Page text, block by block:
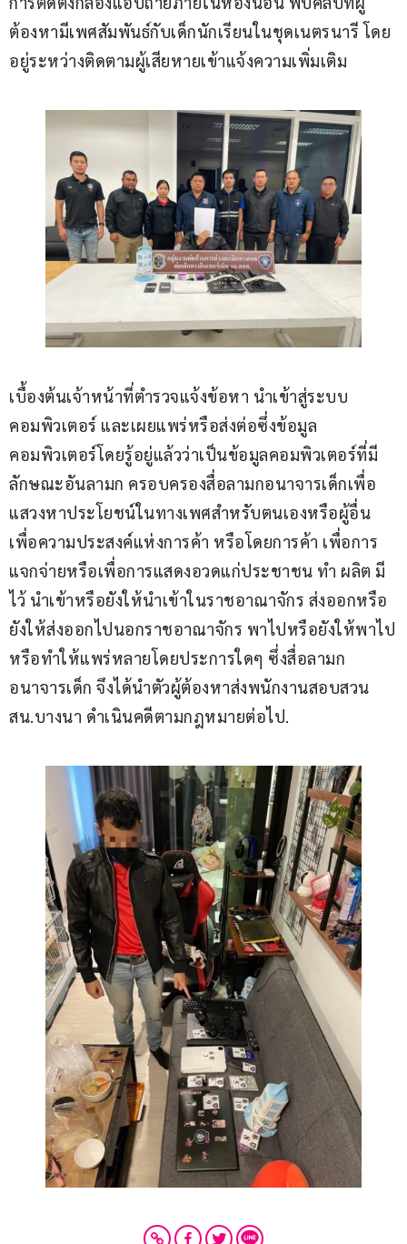
ต้องหามีเพศสัมพันธ์กับเด็กนักเรียนในชุดเนตรนารี โดย
อยู่ระหว่างติดตามผู้เสียหายเข้าแจ้งความเพิ่มเติม
เบื้องต้นเจ้าหน้าที่ตำรวจแจ้งข้อหา นำเข้าสู่ระบบ
คอมพิวเตอร์ และเผยแพร่หรือส่งต่อซึ่งข้อมูล
คอมพิวเตอร์โดยรู้อยู่แล้วว่าเป็นข้อมูลคอมพิวเตอร์ที่มี
ลักษณะอันลามก ครอบครองสื่อลามกอนาจารเด็กเพื่อ
แสวงหาประโยชน์ในทางเพศสำหรับตนเองหรือผู้อื่น
เพื่อความประสงค์แห่งการค้า หรือโดยการค้า เพื่อการ
แจกจ่ายหรือเพื่อการแสดงอวดแก่ประชาชน ทำ ผลิต มี
ไว้ นำเข้าหรือยังให้นำเข้าในราชอาณาจักร ส่งออกหรือ
ยังให้ส่งออกไปนอกราชอาณาจักร พาไปหรือยังให้พาไป
หรือทำให้แพร่หลายโดยประการใดๆ ซึ่งสื่อลามก
อนาจารเด็ก จึงได้นำตัวผู้ต้องหาส่งพนักงานสอบสวน
สน.บางนา ดำเนินคดีตามกฎหมายต่อไป.